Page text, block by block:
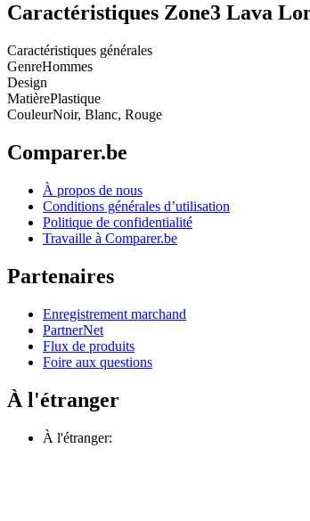
Caractéristiques Zone3 Lava
Caractéristiques générales
GenreHommes
Design
MatièrePlastique
CouleurNoir, Blanc, Rouge
Comparer.be
À propos de nous
Conditions générales d’utilisation
Politique de confidentialité
Travaille à Comparer.be
Partenaires
Enregistrement marchand
PartnerNet
Flux de produits
Foire aux questions
À l'étranger
À l'étranger: